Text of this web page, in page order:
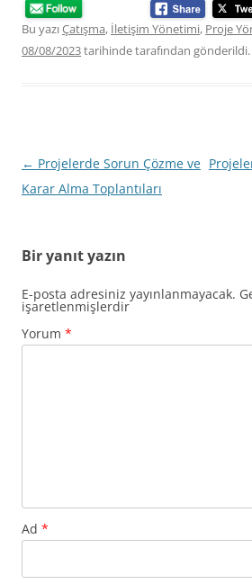
Bu yazıÇatışma, İletişim Yönetimi, Proje
08/08/2023tarihindetarafından gönderildi.
Yazı
dolaşımı
← Projelerde Sorun Çözme ve
Karar Alma Toplantıları
Bir yanıt yazın
E-posta adresiniz yayınlanmayacak.
işaretlenmişlerdir
Yorum *
Ad *